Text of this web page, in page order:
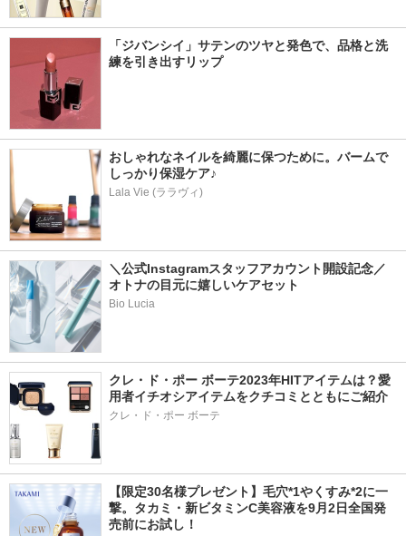
「ジバンシイ」サテンのツヤと発色で、品格と洗
練を引き出すリップ
おしゃれなネイルを綺麗に保つために。バームで
しっかり保湿ケア♪
Lala Vie (ララヴィ)
＼公式Instagramスタッフアカウント開設記念／
オトナの目元に嬉しいケアセット
Bio Lucia
クレ・ド・ポー ボーテ2023年HITアイテムは？愛
用者イチオシアイテムをクチコミとともにご紹介
クレ・ド・ポー ボーテ
【限定30名様プレゼント】毛穴*1やくすみ*2に一
撃。タカミ・新ビタミンC美容液を9月2日全国発
売前にお試し！